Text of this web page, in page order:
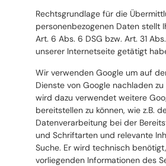
Rechtsgrundlage für die
personenbezogenen Daten stellt
Art. 6 Abs. 6 DSG bzw. Art. 31
unserer Internetseite getätigt
Wir verwenden Google um auf
Dienste von Google nachladen
wird dazu verwendet weitere
bereitstellen zu können, wie z.B.
Datenverarbeitung bei der
und Schriftarten und relevante
Suche. Er wird technisch
vorliegenden Informationen des